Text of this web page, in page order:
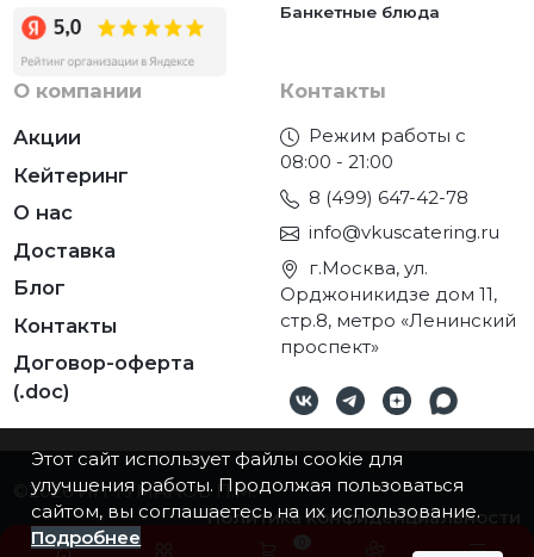
Банкетные блюда
О компании
Акции
Кейтеринг
О нас
Доставка
Блог
Контакты
Договор-оферта
(.doc)
Контакты
Режим работы с
08:00 - 21:00
8 (499) 647-42-78
info@vkuscatering.ru
г.Москва, ул.
Орджоникидзе дом 11,
стр.8, метро «Ленинский
проспект»
©2026ИП ТУМАНОВ П.М.
Политика конфиденциальности
Этот сайт использует файлы cookie для
улучшения работы. Продолжая пользоваться
сайтом, вы соглашаетесь на их использование.
Подробнее